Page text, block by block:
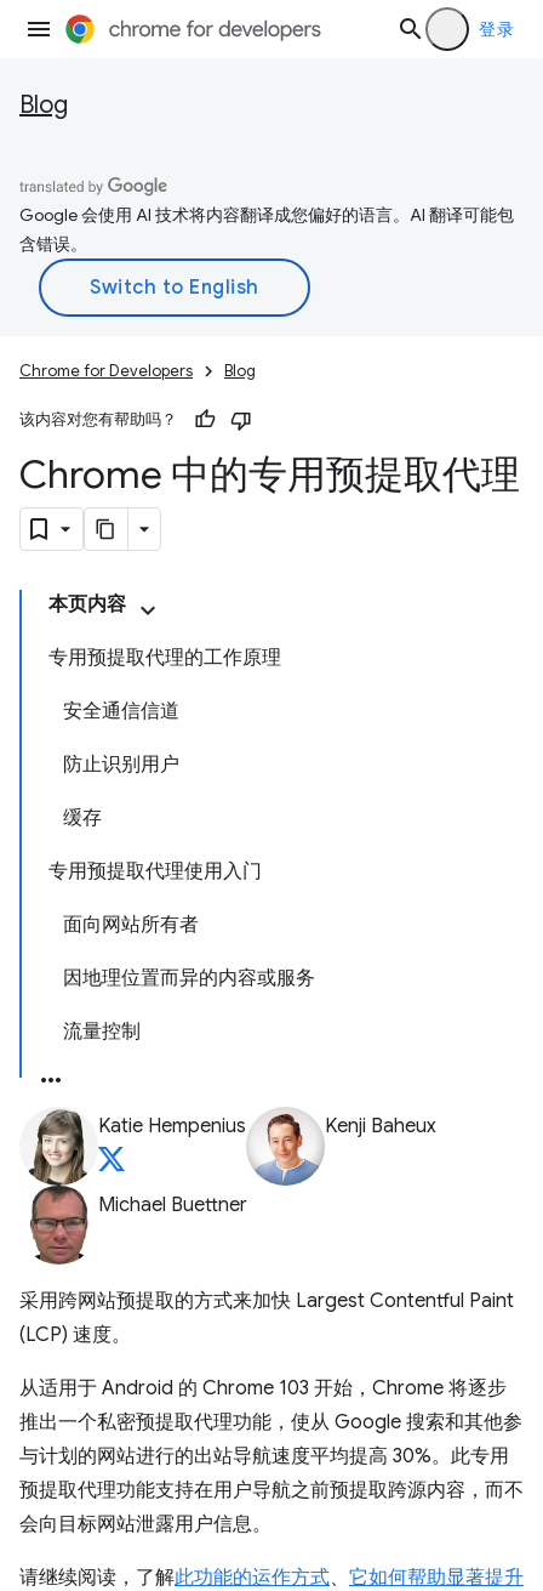
登录
Blog
Google 会使用 AI 技术将内容翻译成您偏好的语言。AI 翻译可能包
含错误。
Chrome for Developers Blog
该内容对您有帮助吗？
Chrome 中的专用预提取代理
本页内容
专用预提取代理的工作原理
安全通信信道
防止识别用户
缓存
专用预提取代理使用入门
面向网站所有者
因地理位置而异的内容或服务
流量控制
Katie Hempenius Kenji Baheux
Michael Buettner
采用跨网站预提取的方式来加快 Largest Contentful Paint
(LCP) 速度。
从适用于 Android 的 Chrome 103 开始，Chrome 将逐步
推出一个私密预提取代理功能，使从 Google 搜索和其他参
与计划的网站进行的出站导航速度平均提高 30%。此专用
预提取代理功能支持在用户导航之前预提取跨源内容，而不
会向目标网站泄露用户信息。
请继续阅读，了解此功能的运作方式、 它如何帮助显著提升